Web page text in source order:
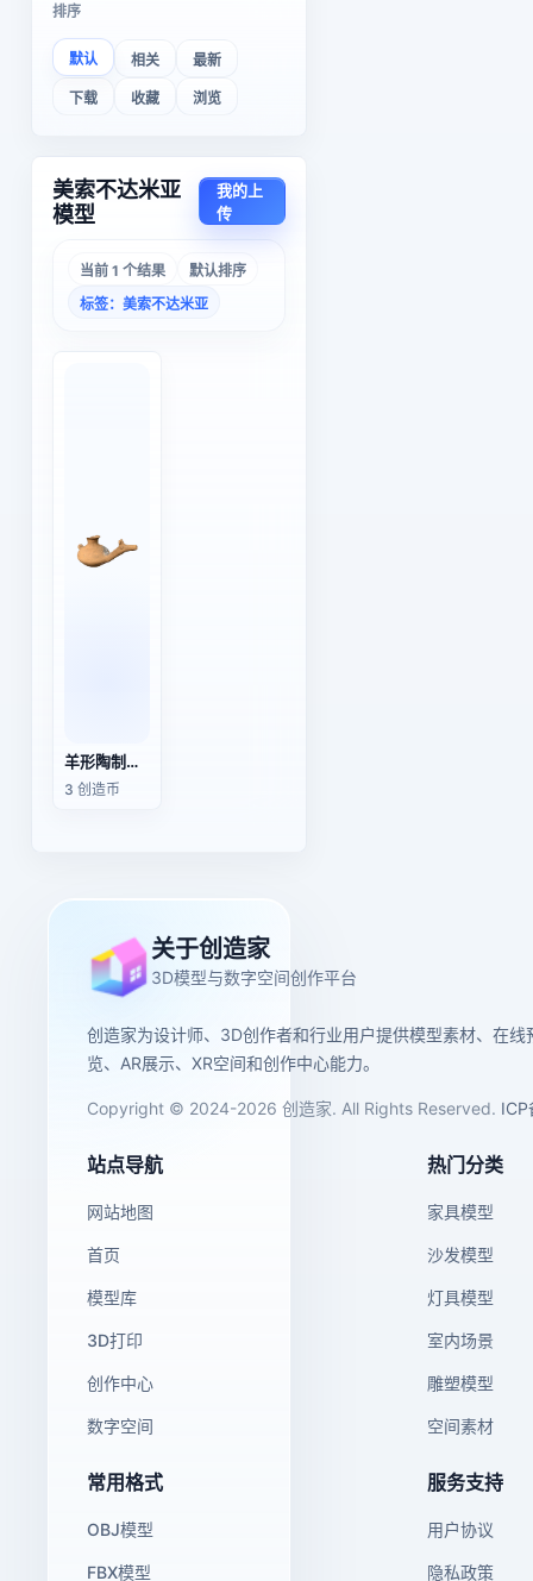
排序
默认 相关 最新
下载 收藏 浏览
美索不达米亚
模型
我的上
传
当前 1 个结果
默认排序
标签：美索不达米亚
羊形陶制酒壶
3 创造币
关于创造家
3D模型与数字空间创作平台
创造家为设计师、3D创作者和行业用户提供模型素材、在线
览、AR展示、XR空间和创作中心能力。
Copyright © 2024-2026 创造家. All Rights Reserved. ICP
站点导航
网站地图
首页
模型库
3D打印
创作中心
数字空间
热门分类
家具模型
沙发模型
灯具模型
室内场景
雕塑模型
空间素材
常用格式
OBJ模型
FBX模型
服务支持
用户协议
隐私政策